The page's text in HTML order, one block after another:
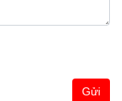
Gửi